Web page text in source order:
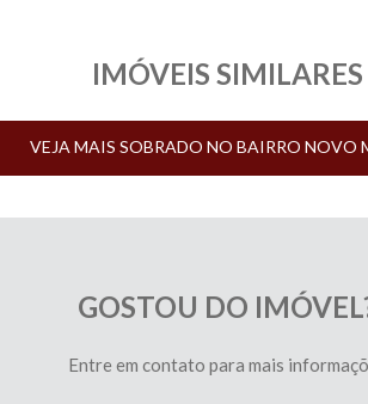
IMÓVEIS SIMILARES
VEJA MAIS SOBRADO NO BAIRRO NOVO
GOSTOU DO
Entre em contato para mais